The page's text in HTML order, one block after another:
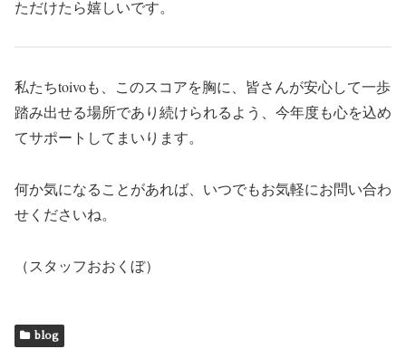
ただけたら嬉しいです。
私たちtoivoも、このスコアを胸に、皆さんが安心して一歩
踏み出せる場所であり続けられるよう、今年度も心を込め
てサポートしてまいります。
何か気になることがあれば、いつでもお気軽にお問い合わ
せくださいね。
（スタッフおおくぼ）
blog